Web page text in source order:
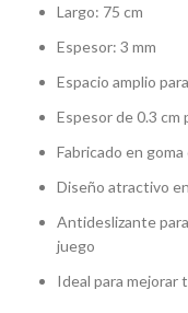
Largo: 75 cm
Espesor: 3 mm
Espacio amplio
Espesor de 0.3
Fabricado en
Diseño atractivo
Antideslizante
juego
Ideal para mejorar